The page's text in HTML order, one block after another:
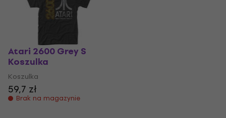
Atari 2600 Grey S
Koszulka
Koszulka
59,7 zł
Brak na magazynie